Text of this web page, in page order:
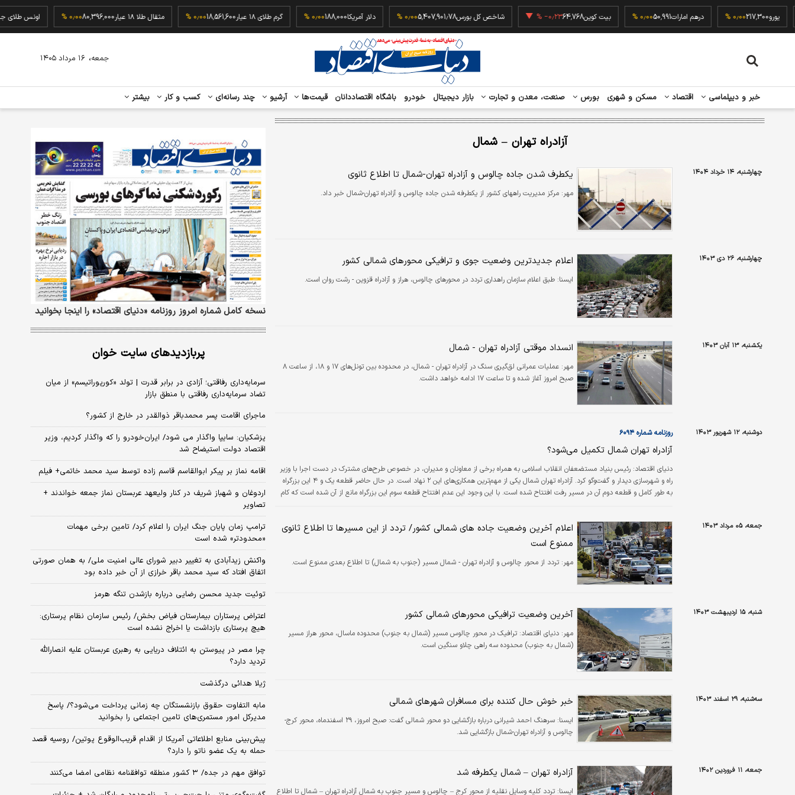
یورو217,300۰٫۰۰ % درهم امارات50,991۰٫۰۰ % بیت کوین64,768 ‎−۰٫۲۳ % شاخص کل بورس5,407,901.78۰٫۰۰ % دلار آمریکا188,000۰٫۰۰ % گرم طلای ۱۸ عیار 18,561,600۰٫۰۰ % مثقال طلا ۱۸ عیار 80,396,000۰٫۰۰ % اونس
خبر و دیپلماسی اقتصاد مسکن و شهری بورس صنعت، معدن و تجارت بازار دیجیتال خودرو باشگاه اقتصاددانان قیمت‌ها آرشیو چند رسانه‌ای کسب و کار بیشتر
جمعه، ۱۶ مرداد ۱۴۰۵
آزادراه تهران – شمال
چهارشنبه، ۱۴ خرداد ۱۴۰۴ یکطرف شدن جاده چالوس و آزادراه تهران-شمال تا اطلاع ثانوی
مهر: مرکز مدیریت راههای کشور از یکطرفه شدن جاده چالوس و آزادراه تهران-شمال خبر داد.
چهارشنبه، ۲۶ دی ۱۴۰۳ اعلام جدیدترین وضعیت جوی و ترافیکی محورهای شمالی کشور
ايسنا: طبق اعلام سازمان راهداری تردد در محورهای چالوس، هراز و آزادراه قزوین - رشت روان است.
یکشنبه، ۱۳ آبان ۱۴۰۳ انسداد موقتی آزادراه تهران - شمال
مهر:
عملیات عمرانی لق‌گیری سنگ در آزادراه تهران - شمال، در محدوده بین تونل‌های ۱۷ و ۱۸، از ساعت ۸
صبح امروز آغاز شده و تا ساعت ۱۷ ادامه خواهد داشت.
دوشنبه، ۱۲ شهریور ۱۴۰۳ روزنامه شماره ۶۰۹۴
آزادراه تهران شمال تکمیل می‌‌‌‌شود؟
دنیای اقتصاد: رئیس بنیاد مستضعفان انقلاب اسلامی به همراه برخی از معاونان و مدیران، در خصوص طرح‌‌‌‌های مشترک در دست اجرا با وزیر
راه و شهرسازی دیدار و گفت‌‌‌‌وگو کرد. آزادراه تهران شمال یکی از مهم‌‌‌‌ترین همکاری‌‌‌‌های این ۲ نهاد است. در حال حاضر قطعه یک و ۴ این بزرگراه
به طور کامل و قطعه دوم آن در مسیر رفت افتتاح شده است. با این وجود این عدم افتتاح قطعه سوم این بزرگراه مانع از آن شده است که کام
جمعه، ۰۵ مرداد ۱۴۰۳
اعلام آخرین وضعیت جاده های شمالی کشور/ تردد از این مسیرها تا اطلاع ثانوی
ممنوع است
مهر: تردد از محور چالوس و آزادراه تهران - شمال مسیر (جنوب به شمال) تا اطلاع بعدی ممنوع است.
شنبه، ۱۵ اردیبهشت ۱۴۰۳ آخرین وضعیت ترافیکی محورهای شمالی کشور
مهر: دنیای اقتصاد: ترافیک در محور چالوس مسیر (شمال به جنوب) محدوده ماسال، محور هراز مسیر
(شمال به جنوب) محدوده سه راهی چلاو سنگین است.
سه‌شنبه، ۲۹ اسفند ۱۴۰۳ خبر خوش حال کننده برای مسافران شهرهای شمالی
ایسنا:
سرهنگ احمد شیرانی درباره بازگشایی دو محور شمالی گفت: صبح امروز، ۲۹ اسفندماه، محور کرج-
چالوس و آزادراه تهران-شمال بازگشایی شد.
جمعه، ۱۱ فروردین ۱۴۰۲ آزادراه تهران – شمال یکطرفه شد
ايسنا: تردد کلیه وسایل نقلیه از محور کرج – چالوس و مسیر جنوب به شمال آزادراه تهران – شمال تا اطلاع
نسخه کامل شماره امروز روزنامه «دنیای‌ اقتصاد» را اینجا بخوانید
پربازدیدهای سایت خوان
سرمایه‌داری رفاقتی؛ آزادی در برابر قدرت | تولد «کورپوراتیسم» از میان
تضاد سرمایه‌داری رفاقتی با منطق بازار
ماجرای اقامت پسر محمدباقر ذوالقدر در خارج از کشور؟
پزشکیان: سایپا واگذار می شود/ ایران‌خودرو را که واگذار کردیم، وزیر
اقتصاد دولت استیضاح شد
اقامه نماز بر پیکر ابوالقاسم قاسم زاده توسط سید محمد خاتمی+ فیلم
اردوغان و شهباز شریف در کنار ولیعهد عربستان نماز جمعه خواندند +
تصاویر
ترامپ زمان پایان جنگ ایران را اعلام کرد/ تامین برخی مهمات
«محدودتر» شده است
واکنش زیدآبادی به تغییر دبیر شورای عالی امنیت ملی/ به همان صورتی
اتفاق افتاد که سید محمد باقر خرازی از آن خبر داده بود
توئیت جدید محسن رضایی درباره بازشدن تنگه هرمز
اعتراض پرستاران بیمارستان فیاض بخش/ رئیس سازمان نظام پرستاری:
هیچ پرستاری بازداشت یا اخراج نشده است
چرا مصر در پیوستن به ائتلاف دریایی به رهبری عربستان علیه انصارالله
تردید دارد؟
ژیلا هدائی درگذشت
مابه التفاوت حقوق بازنشستگان چه زمانی پرداخت می‌شود؟/ پاسخ
مدیرکل امور مستمری‌های تامین اجتماعی را بخوانید
پیش‌بینی منابع اطلاعاتی آمریکا از اقدام قریب‌الوقوع پوتین/ روسیه قصد
حمله به یک عضو ناتو را دارد؟
توافق مهم در جده/ ۳ کشور منطقه توافقنامه نظامی امضا می‌کنند